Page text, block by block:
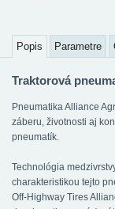
Popis Parametre
Traktorová
Pneumatika Alliance
záberu, životnosti aj
pneumatík.
Technológia
charakteristikou tejto
Off-Highway Tires